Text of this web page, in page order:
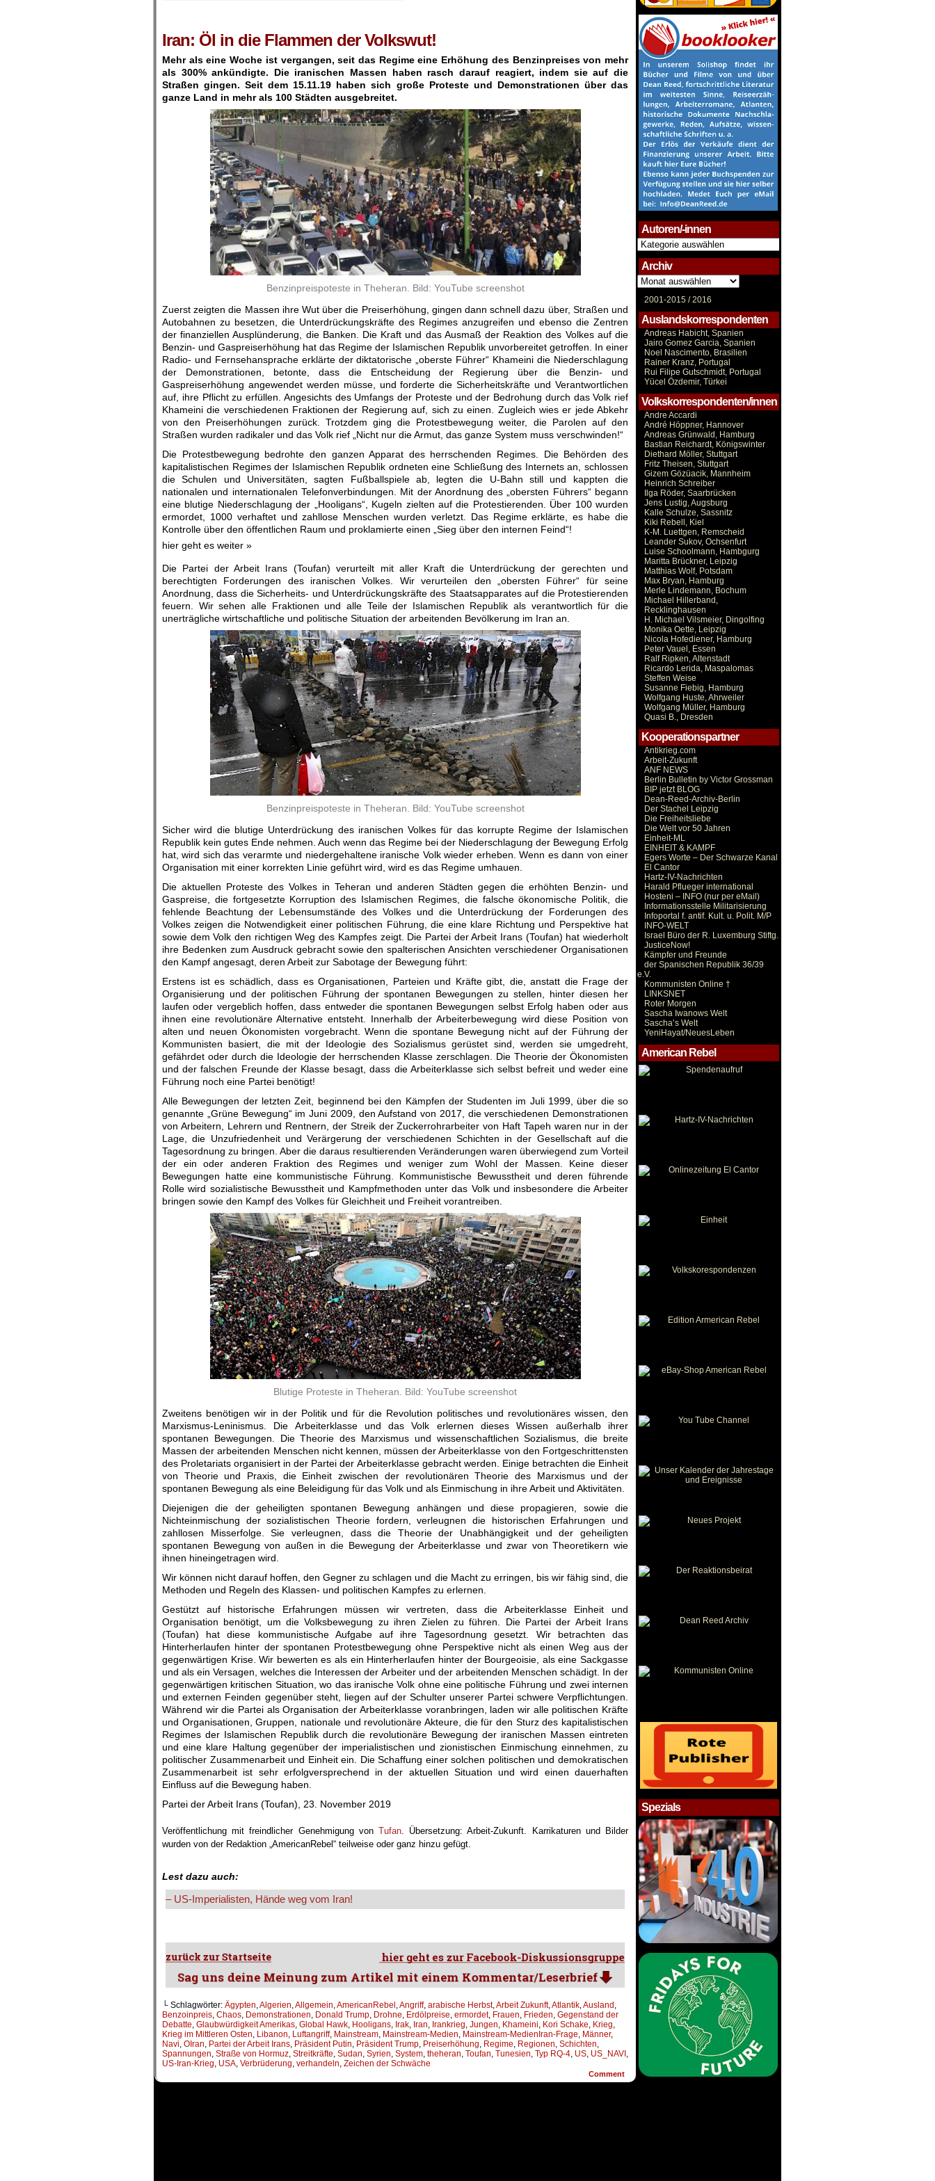
Iran: Öl in die Flammen der Volkswut!
Mehr als eine Woche ist vergangen, seit das Regime eine Erhöhung des Benzinpreises von mehr
als 300% ankündigte. Die iranischen Massen haben rasch darauf reagiert, indem sie auf die
Straßen gingen. Seit dem 15.11.19 haben sich große Proteste und Demonstrationen über das
ganze Land in mehr als 100 Städten ausgebreitet.
Benzinpreispoteste in Theheran. Bild: YouTube screenshot
Zuerst zeigten die Massen ihre Wut über die Preiserhöhung, gingen dann schnell dazu über, Straßen und
Autobahnen zu besetzen, die Unterdrückungskräfte des Regimes anzugreifen und ebenso die Zentren
der finanziellen Ausplünderung, die Banken. Die Kraft und das Ausmaß der Reaktion des Volkes auf die
Benzin- und Gaspreiserhöhung hat das Regime der Islamischen Republik unvorbereitet getroffen. In einer
Radio- und Fernsehansprache erklärte der diktatorische „oberste Führer“ Khameini die Niederschlagung
der Demonstrationen, betonte, dass die Entscheidung der Regierung über die Benzin- und
Gaspreiserhöhung angewendet werden müsse, und forderte die Sicherheitskräfte und Verantwortlichen
auf, ihre Pflicht zu erfüllen. Angesichts des Umfangs der Proteste und der Bedrohung durch das Volk rief
Khameini die verschiedenen Fraktionen der Regierung auf, sich zu einen. Zugleich wies er jede Abkehr
von den Preiserhöhungen zurück. Trotzdem ging die Protestbewegung weiter, die Parolen auf den
Straßen wurden radikaler und das Volk rief „Nicht nur die Armut, das ganze System muss verschwinden!“
Die Protestbewegung bedrohte den ganzen Apparat des herrschenden Regimes. Die Behörden des
kapitalistischen Regimes der Islamischen Republik ordneten eine Schließung des Internets an, schlossen
die Schulen und Universitäten, sagten Fußballspiele ab, legten die U-Bahn still und kappten die
nationalen und internationalen Telefonverbindungen. Mit der Anordnung des „obersten Führers“ begann
eine blutige Niederschlagung der „Hooligans“, Kugeln zielten auf die Protestierenden. Über 100 wurden
ermordet, 1000 verhaftet und zahllose Menschen wurden verletzt. Das Regime erklärte, es habe die
Kontrolle über den öffentlichen Raum und proklamierte einen „Sieg über den internen Feind“!
hier geht es weiter »
Die Partei der Arbeit Irans (Toufan) verurteilt mit aller Kraft die Unterdrückung der gerechten und
berechtigten Forderungen des iranischen Volkes. Wir verurteilen den „obersten Führer“ für seine
Anordnung, dass die Sicherheits- und Unterdrückungskräfte des Staatsapparates auf die Protestierenden
feuern. Wir sehen alle Fraktionen und alle Teile der Islamischen Republik als verantwortlich für die
unerträgliche wirtschaftliche und politische Situation der arbeitenden Bevölkerung im Iran an.
Benzinpreispoteste in Theheran. Bild: YouTube screenshot
Sicher wird die blutige Unterdrückung des iranischen Volkes für das korrupte Regime der Islamischen
Republik kein gutes Ende nehmen. Auch wenn das Regime bei der Niederschlagung der Bewegung Erfolg
hat, wird sich das verarmte und niedergehaltene iranische Volk wieder erheben. Wenn es dann von einer
Organisation mit einer korrekten Linie geführt wird, wird es das Regime umhauen.
Die aktuellen Proteste des Volkes in Teheran und anderen Städten gegen die erhöhten Benzin- und
Gaspreise, die fortgesetzte Korruption des Islamischen Regimes, die falsche ökonomische Politik, die
fehlende Beachtung der Lebensumstände des Volkes und die Unterdrückung der Forderungen des
Volkes zeigen die Notwendigkeit einer politischen Führung, die eine klare Richtung und Perspektive hat
sowie dem Volk den richtigen Weg des Kampfes zeigt. Die Partei der Arbeit Irans (Toufan) hat wiederholt
ihre Bedenken zum Ausdruck gebracht sowie den spalterischen Ansichten verschiedener Organisationen
den Kampf angesagt, deren Arbeit zur Sabotage der Bewegung führt:
Erstens ist es schädlich, dass es Organisationen, Parteien und Kräfte gibt, die, anstatt die Frage der
Organisierung und der politischen Führung der spontanen Bewegungen zu stellen, hinter diesen her
laufen oder vergeblich hoffen, dass entweder die spontanen Bewegungen selbst Erfolg haben oder aus
ihnen eine revolutionäre Alternative entsteht. Innerhalb der Arbeiterbewegung wird diese Position von
alten und neuen Ökonomisten vorgebracht. Wenn die spontane Bewegung nicht auf der Führung der
Kommunisten basiert, die mit der Ideologie des Sozialismus gerüstet sind, werden sie umgedreht,
gefährdet oder durch die Ideologie der herrschenden Klasse zerschlagen. Die Theorie der Ökonomisten
und der falschen Freunde der Klasse besagt, dass die Arbeiterklasse sich selbst befreit und weder eine
Führung noch eine Partei benötigt!
Alle Bewegungen der letzten Zeit, beginnend bei den Kämpfen der Studenten im Juli 1999, über die so
genannte „Grüne Bewegung“ im Juni 2009, den Aufstand von 2017, die verschiedenen Demonstrationen
von Arbeitern, Lehrern und Rentnern, der Streik der Zuckerrohrarbeiter von Haft Tapeh waren nur in der
Lage, die Unzufriedenheit und Verärgerung der verschiedenen Schichten in der Gesellschaft auf die
Tagesordnung zu bringen. Aber die daraus resultierenden Veränderungen waren überwiegend zum Vorteil
der ein oder anderen Fraktion des Regimes und weniger zum Wohl der Massen. Keine dieser
Bewegungen hatte eine kommunistische Führung. Kommunistische Bewusstheit und deren führende
Rolle wird sozialistische Bewusstheit und Kampfmethoden unter das Volk und insbesondere die Arbeiter
bringen sowie den Kampf des Volkes für Gleichheit und Freiheit vorantreiben.
Blutige Proteste in Theheran. Bild: YouTube screenshot
Zweitens benötigen wir in der Politik und für die Revolution politisches und revolutionäres wissen, den
Marxismus-Leninismus. Die Arbeiterklasse und das Volk erlernen dieses Wissen außerhalb ihrer
spontanen Bewegungen. Die Theorie des Marxismus und wissenschaftlichen Sozialismus, die breite
Massen der arbeitenden Menschen nicht kennen, müssen der Arbeiterklasse von den Fortgeschrittensten
des Proletariats organisiert in der Partei der Arbeiterklasse gebracht werden. Einige betrachten die Einheit
von Theorie und Praxis, die Einheit zwischen der revolutionären Theorie des Marxismus und der
spontanen Bewegung als eine Beleidigung für das Volk und als Einmischung in ihre Arbeit und Aktivitäten.
Diejenigen die der geheiligten spontanen Bewegung anhängen und diese propagieren, sowie die
Nichteinmischung der sozialistischen Theorie fordern, verleugnen die historischen Erfahrungen und
zahllosen Misserfolge. Sie verleugnen, dass die Theorie der Unabhängigkeit und der geheiligten
spontanen Bewegung von außen in die Bewegung der Arbeiterklasse und zwar von Theoretikern wie
ihnen hineingetragen wird.
Wir können nicht darauf hoffen, den Gegner zu schlagen und die Macht zu erringen, bis wir fähig sind, die
Methoden und Regeln des Klassen- und politischen Kampfes zu erlernen.
Gestützt auf historische Erfahrungen müssen wir vertreten, dass die Arbeiterklasse Einheit und
Organisation benötigt, um die Volksbewegung zu ihren Zielen zu führen. Die Partei der Arbeit Irans
(Toufan) hat diese kommunistische Aufgabe auf ihre Tagesordnung gesetzt. Wir betrachten das
Hinterherlaufen hinter der spontanen Protestbewegung ohne Perspektive nicht als einen Weg aus der
gegenwärtigen Krise. Wir bewerten es als ein Hinterherlaufen hinter der Bourgeoisie, als eine Sackgasse
und als ein Versagen, welches die Interessen der Arbeiter und der arbeitenden Menschen schädigt. In der
gegenwärtigen kritischen Situation, wo das iranische Volk ohne eine politische Führung und zwei internen
und externen Feinden gegenüber steht, liegen auf der Schulter unserer Partei schwere Verpflichtungen.
Während wir die Partei als Organisation der Arbeiterklasse voranbringen, laden wir alle politischen Kräfte
und Organisationen, Gruppen, nationale und revolutionäre Akteure, die für den Sturz des kapitalistischen
Regimes der Islamischen Republik durch die revolutionäre Bewegung der iranischen Massen eintreten
und eine klare Haltung gegenüber der imperialistischen und zionistischen Einmischung einnehmen, zu
politischer Zusammenarbeit und Einheit ein. Die Schaffung einer solchen politischen und demokratischen
Zusammenarbeit ist sehr erfolgversprechend in der aktuellen Situation und wird einen dauerhaften
Einfluss auf die Bewegung haben.
Partei der Arbeit Irans (Toufan), 23. November 2019
Veröffentlichung mit freindlicher Genehmigung von Tufan. Übersetzung: Arbeit-Zukunft. Karrikaturen und Bilder
wurden von der Redaktion „AmericanRebel“ teilweise oder ganz hinzu gefügt.
Lest dazu auch:
– US-Imperialisten, Hände weg vom Iran!
└ Schlagwörter: Ägypten,Algerien,Allgemein,AmericanRebel ,Angriff, arabische Herbst,Arbeit Zukunft,Atlantik,Ausland ,
Benzoinpreis, Chaos, Demonstrationen, Donald Trump, Drohne, Erdölpreise, ermordet, Frauen, Frieden, Gegenstand der
Debatte, Glaubwürdigkeit Amerikas, Global Hawk, Hooligans, Irak, Iran, Irankrieg, Jungen, Khameini, Kori Schake, Krieg,
Krieg im Mittleren Osten, Libanon, Luftangriff, Mainstream, Mainstream-Medien, Mainstream-MedienIran-Frage, Männer,
Navi, OIran, Partei der Arbeit Irans, Präsident Putin, Präsident Trump, Preiserhöhung, Regime, Regionen, Schichten,
Spannungen, Straße von Hormuz, Streitkräfte, Sudan, Syrien, System, theheran, Toufan, Tunesien, Typ RQ-4, US, US_NAVI ,
US-Iran-Krieg, USA, Verbrüderung, verhandeln, Zeichen der Schwäche
Comment
Autoren/-innen
Autoren/-
innen
Archiv
Archiv
2001-2015 /2016
Auslandskorrespondenten
Andreas Habicht, Spanien
Jairo Gomez Garcia, Spanien
Noel Nascimento, Brasilien
Rainer Kranz, Portugal
Rui Filipe Gutschmidt, Portugal
Yücel Özdemir, Türkei
Volkskorrespondenten/innen
Andre Accardi
André Höppner, Hannover
Andreas Grünwald, Hamburg
Bastian Reichardt, Königswinter
Diethard Möller, Stuttgart
Fritz Theisen, Stuttgart
Gizem Gözüacik, Mannheim
Heinrich Schreiber
Ilga Röder, Saarbrücken
Jens Lustig, Augsburg
Kalle Schulze, Sassnitz
Kiki Rebell, Kiel
K-M. Luettgen, Remscheid
Leander Sukov, Ochsenfurt
Luise Schoolmann, Hambgurg
Maritta Brückner, Leipzig
Matthias Wolf, Potsdam
Max Bryan, Hamburg
Merle Lindemann, Bochum
Michael Hillerband,
Recklinghausen
H. Michael Vilsmeier, Dingolfing
Monika Oette, Leipzig
Nicola Hofediener, Hamburg
Peter Vauel, Essen
Ralf Ripken, Altenstadt
Ricardo Lerida, Maspalomas
Steffen Weise
Susanne Fiebig, Hamburg
Wolfgang Huste, Ahrweiler
Wolfgang Müller, Hamburg
Quasi B., Dresden
Kooperationspartner
Antikrieg.com
Arbeit-Zukunft
ANF NEWS
Berlin Bulletin by Victor Grossman
BIP jetzt BLOG
Dean-Reed-Archiv-Berlin
Der Stachel Leipzig
Die Freiheitsliebe
Die Welt vor 50 Jahren
Einheit-ML
EINHEIT & KAMPF
Egers Worte – Der Schwarze Kanal
El Cantor
Hartz-IV-Nachrichten
Harald Pflueger international
Hosteni – INFO (nur per eMail)
Informationsstelle Militarisierung
Infoportal f. antif. Kult. u. Polit. M/P
INFO-WELT
Israel Büro der R. Luxemburg Stiftg.
JusticeNow!
Kämpfer und Freunde
der Spanischen Republik 36/39
e.V.
Kommunisten Online †
LINKSNET
Roter Morgen
Sascha Iwanows Welt
Sascha’s Welt
YeniHayat/NeuesLeben
American Rebel
Spezials